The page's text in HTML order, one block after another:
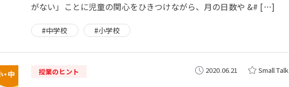
がない」ことに児童の関心をひきつけながら、月の日数や &# […]
#中学校 #小学校
授業のヒント Small Talk
2020.06.21